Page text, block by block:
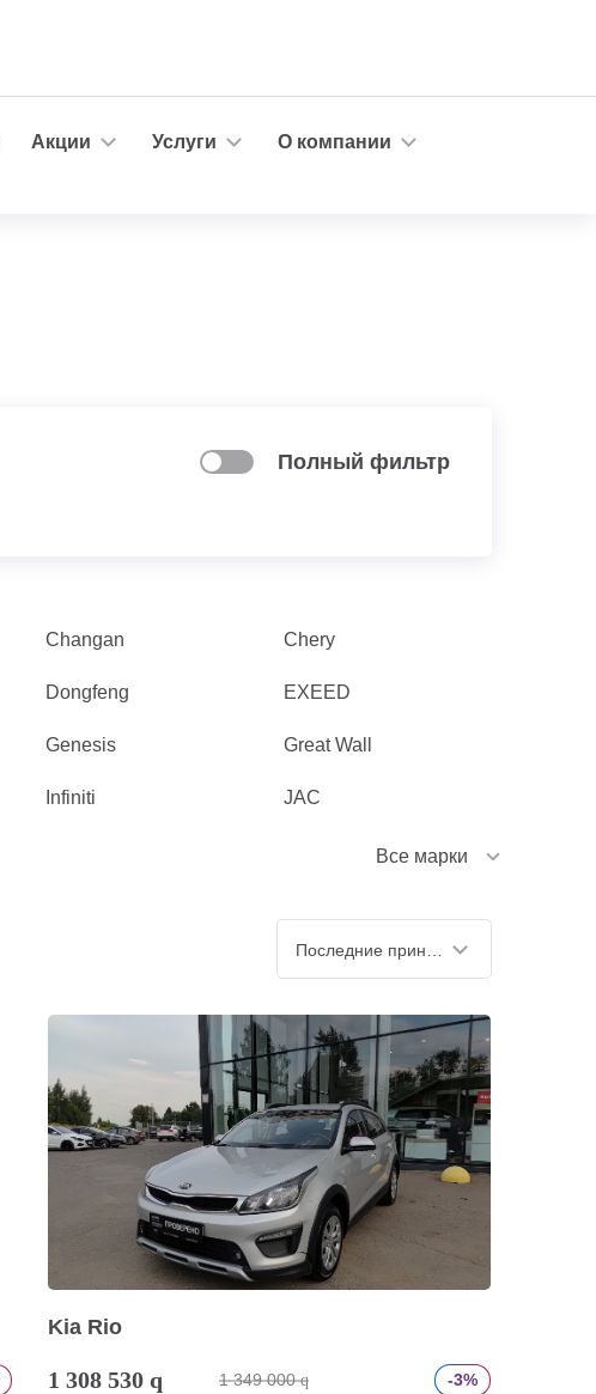
Акции Услуги
О компании
Полный фильтр
Changan Chery
Dongfeng EXEED
Genesis Great Wall
Infiniti JAC
Все марки
Kia Rio
1 308 530 q 1 349 000 q
-3%